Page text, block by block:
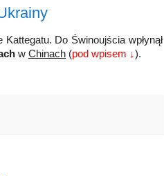
Do Świnoujścia wpłynął
w Chinach (pod wpisem ↓).